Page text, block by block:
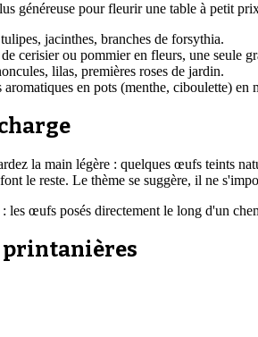
généreuse pour fleurir une table à petit
jacinthes, branches de forsythia.
cerisier ou pommier en fleurs, une seule
lilas, premières roses de jardin.
aromatiques en pots (menthe, ciboulette) en
la main légère : quelques œufs teints
le reste. Le thème se suggère, il ne
les œufs posés directement le long d'un
printanières